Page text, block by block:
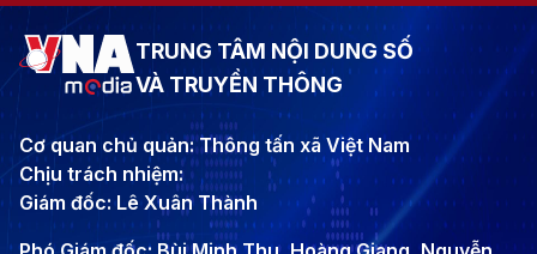
TRUNG TÂM NỘI DUNG SỐ
VÀ TRUYỀN THÔNG
Cơ quan chủ quản: Thông tấn xã Việt Nam
Chịu trách nhiệm:
Giám đốc: Lê Xuân Thành